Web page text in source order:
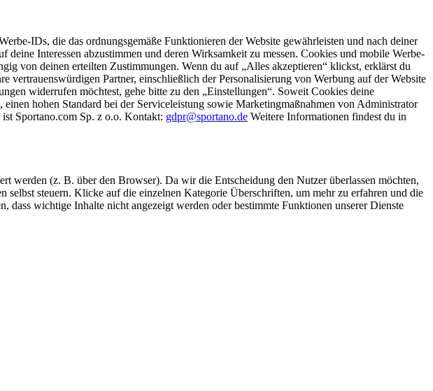
IDs, die das ordnungsgemäße Funktionieren der Website gewährleisten und nach deiner
Interessen abzustimmen und deren Wirksamkeit zu messen. Cookies und mobile Werbe-
von deinen erteilten Zustimmungen. Wenn du auf „Alles akzeptieren“ klickst, erklärst du
Partner, einschließlich der Personalisierung von Werbung auf der Website
widerrufen möchtest, gehe bitte zu den „Einstellungen“. Soweit Cookies deine
hohen Standard bei der Serviceleistung sowie Marketingmaßnahmen von Administrator
Sportano.com Sp. z o.o. Kontakt: gdpr@sportano.de Weitere Informationen findest du in
werden (z. B. über den Browser). Da wir die Entscheidung den Nutzer überlassen möchten,
steuern. Klicke auf die einzelnen Kategorie Überschriften, um mehr zu erfahren und die
dass wichtige Inhalte nicht angezeigt werden oder bestimmte Funktionen unserer Dienste